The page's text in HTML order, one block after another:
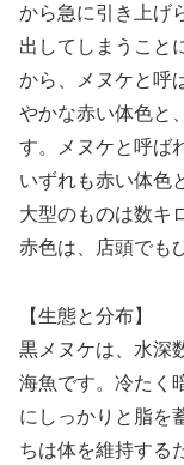
から急に引き上げ
出してしまうこと
から、メヌケと呼
やかな赤い体色と
す。メヌケと呼ば
いずれも赤い体色
大型のものは数キ
赤色は、店頭でも
【生態と分布】
黒メヌケは、水深
海魚です。冷たく
にしっかりと脂を
ちは体を維持する